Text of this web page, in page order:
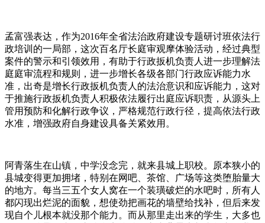
孟富强表达，作为2016年全省法治政府建设专题研讨班依法行
政培训的一局部，这次百名厅长庭审观摩体验活动，经过典型
案件的警示和引领效用，有助于行政扳机负责人进一步理解法
庭庭审流程和规则，进一步增长各级各部门行政应诉能力水
准，出奇是增长行政扳机负责人的法治意识和应诉能力，这对
于推施行政扳机负责人积极依法履行出庭应诉职责，从源头上
管用预防和化解行政争议，严格规范行政行径，提高依法行政
水准，增强政府自身建设具备关紧效用。
阿青落生在山镇，中学没念完，就来县城上职校。原本狭小的
县城变得更加拥堵，特别在网吧、茶馆、广场等这类堕胎量大
的地方。每当三五个女人窝在一个装璜破烂的水吧时，所有人
都闪现出烂泥的面貌，想使劲把画花的墙壁给找补，但后来发
现自个儿根本就没那个能力。而从那里走出来的学生，大多也